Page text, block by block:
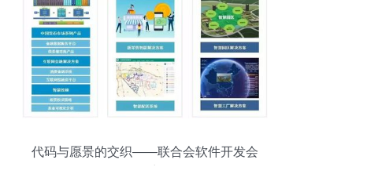
代码与愿景的交织——联合会软件开发会